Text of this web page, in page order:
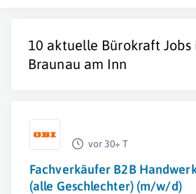
10 aktuelle Bürokraft Jobs
Braunau am Inn
vor 30+ T
Fachverkäufer B2B
(alle Geschlechter) (m/w/d)